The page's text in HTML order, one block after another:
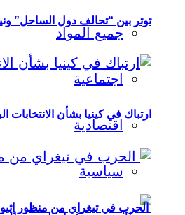
جميع المواد
اجتماعية
اقتصادية
سياسية
توتر بين “تحالف دول الساحل”
ارتباك في كينيا بشأن الانتخابات الرئاسية
الحرب في تيغراي من منظور